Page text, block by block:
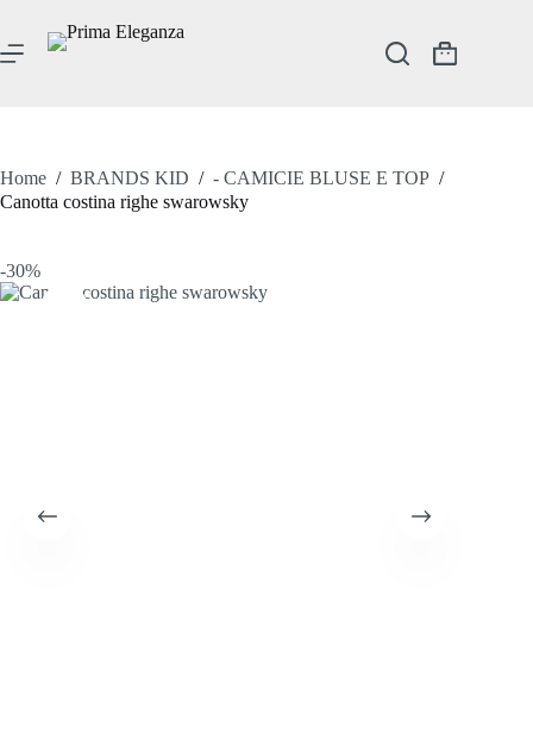
contenuto
Carrello
Home / BRANDS KID / - CAMICIE BLUSE E TOP /
Canotta costina righe swarowsky
-30%